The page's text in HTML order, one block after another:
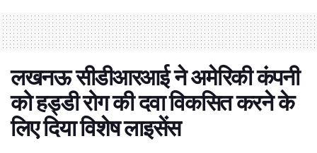
लखनऊ सीडीआरआई ने अमेरिकी कंपनी
को हड्डी रोग की दवा विकसित करने के
लिए दिया विशेष लाइसेंस